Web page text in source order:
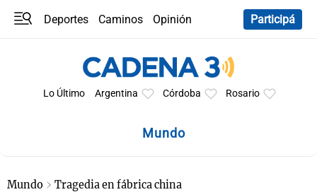
Deportes Caminos
Opinión
Participá
Lo Último Argentina Córdoba Rosario
Mundo
Mundo Tragedia en fábrica china